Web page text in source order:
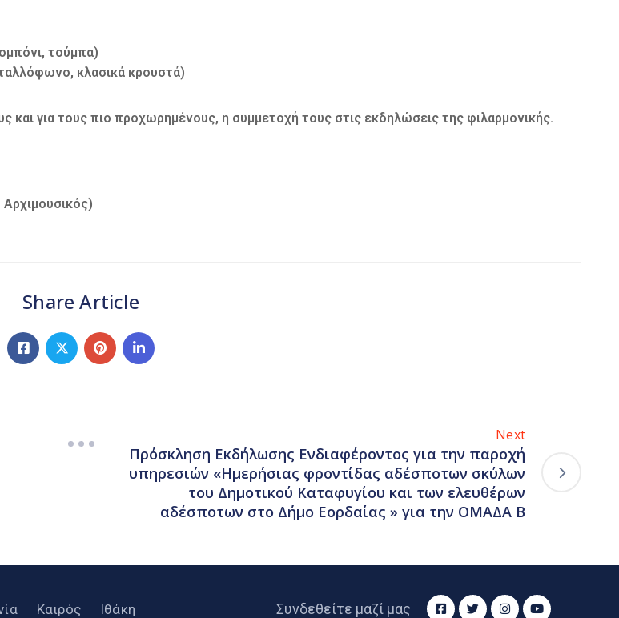
τούμπα)
κλασικά κρουστά)
για τους πιο προχωρημένους, η συμμετοχή τους στις εκδηλώσεις της φιλαρμονικής.
Share Article
Next
Πρόσκληση Εκδήλωσης Ενδιαφέροντος για την παροχή
υπηρεσιών «Ημερήσιας φροντίδας αδέσποτων σκύλων
του Δημοτικού Καταφυγίου και των ελευθέρων
αδέσποτων στο Δήμο Εορδαίας » για την ΟΜΑΔΑ Β
Καιρός Ιθάκη Συνδεθείτε μαζί μας